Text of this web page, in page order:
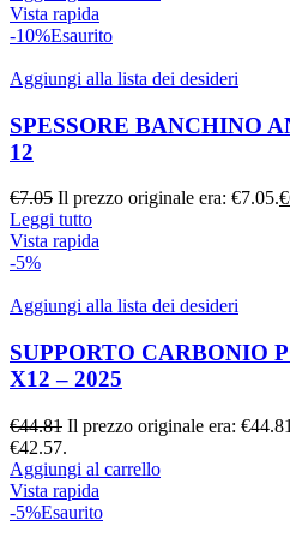
Vista rapida
-10%Esaurito
Aggiungi alla lista dei desideri
SPESSORE BANCHINO
12
€7.05 Il prezzo originale era: €7.05.€
Leggi tutto
Vista rapida
-5%
Aggiungi alla lista dei desideri
SUPPORTO CARBONIO
X12 – 2025
€44.81 Il prezzo originale era:
€42.57.
Aggiungi al carrello
Vista rapida
-5%Esaurito